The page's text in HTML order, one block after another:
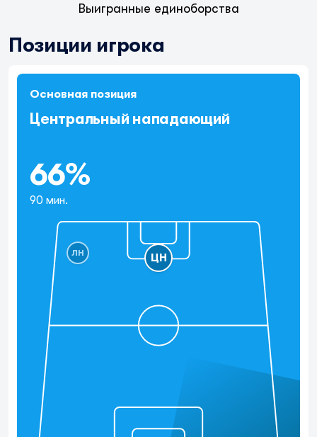
Выигранные единоборства
Позиции игрока
Основная позиция
Центральный нападающий
66%
90 мин.
ЦН
ЛН